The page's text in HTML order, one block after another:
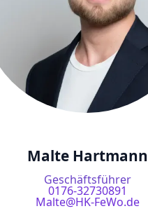
Malte Hartmann
Geschäftsführer
0176-32730891
Malte@HK-FeWo.de